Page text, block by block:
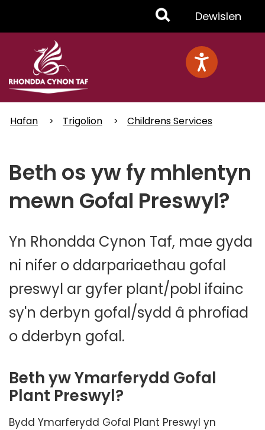
Toggle
Menu
Dewislen
Hafan Trigolion Childrens Services
Beth os yw fy mhlentyn
mewn Gofal Preswyl?
Yn Rhondda Cynon Taf, mae gyda
ni nifer o ddarpariaethau gofal
preswyl ar gyfer plant/pobl ifainc
sy'n derbyn gofal/sydd â phrofiad
o dderbyn gofal.
Beth yw Ymarferydd Gofal
Plant Preswyl?
Bydd Ymarferydd Gofal Plant Preswyl yn